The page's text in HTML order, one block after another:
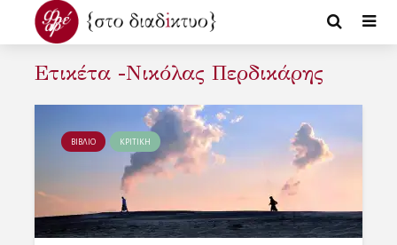
Ετικέτα -Νικόλας Περδικάρης
ΒΙΒΛΙΟ ΚΡΙΤΙΚΗ